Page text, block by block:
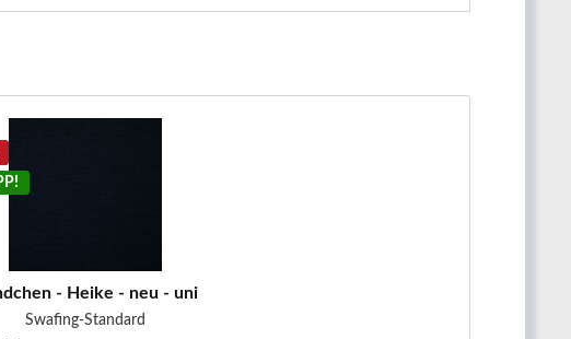
blau - Heike - neu - uni - nachtblau
Swafing-Standard